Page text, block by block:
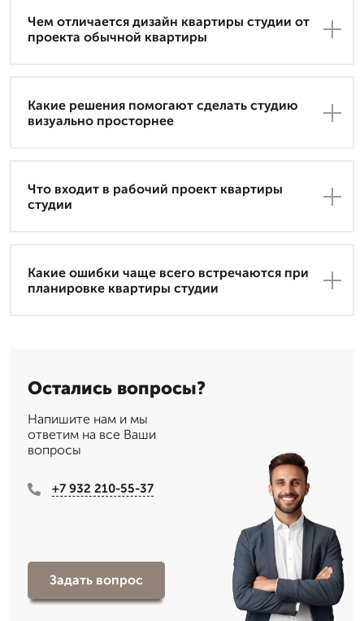
Чем отличается дизайн квартиры студии от
проекта обычной квартиры
Какие решения помогают сделать студию
визуально просторнее
Что входит в рабочий проект квартиры
студии
Какие ошибки чаще всего встречаются при
планировке квартиры студии
Остались вопросы?
Напишите нам и мы
ответим на все Ваши
вопросы
+7 932 210-55-37
Задать вопрос